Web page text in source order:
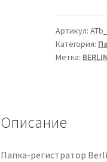
Артикул:
Категория:
Метка:
Описание
Папка-регистратор